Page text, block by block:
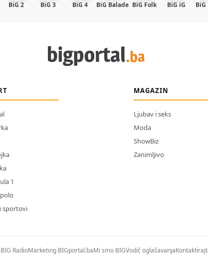
BiG 2 BiG 3 BiG 4 BiG Balade BiG Folk BiG iG BiG
1
sportovi
MAGAZIN
Ljubav i seks
Moda
ShowBiz
Zanimljivo
RadioMarketing BIGportal.baMi smo BIGVodič oglašavanja